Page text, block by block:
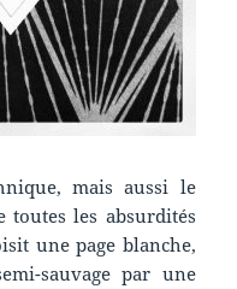
mais aussi le
toutes les absurdités
une page blanche,
sauvage par une